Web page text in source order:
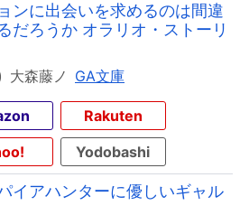
ンに出会いを求めるのは間違
だろうか オラリオ・ストーリ
大森藤ノ GA文庫
Rakuten
Yodobashi
イアハンターに優しいギャル